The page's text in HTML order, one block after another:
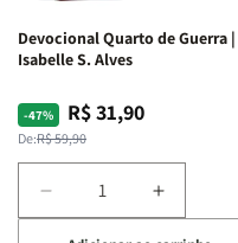
Devocional Quarto de Guerra |
Isabelle S. Alves
-47%
Preço
normal
De:R$ 59,90
Preço
promocional
R$ 31,90
Diminuir
a
Aumentar
a